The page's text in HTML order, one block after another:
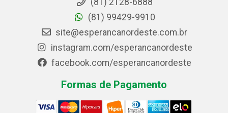
(81) 2128-6888
(81) 99429-9910
site@esperancanordeste.com.br
instagram.com/esperancanordeste
facebook.com/esperancanordeste
Formas de Pagamento